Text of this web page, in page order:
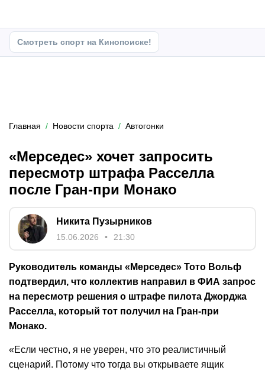
Смотреть спорт на Кинопоиске!
Главная Новости спорта Автогонки
«Мерседес» хочет запросить
пересмотр штрафа Расселла
после Гран-при Монако
Никита Пузырников
15.06.2026 21:30
Руководитель команды «Мерседес» Тото Вольф
подтвердил, что коллектив направил в ФИА запрос
на пересмотр решения о штрафе пилота Джорджа
Расселла, который тот получил на Гран‑при
Монако.
«Если честно, я не уверен, что это реалистичный
сценарий. Потому что тогда вы открываете ящик